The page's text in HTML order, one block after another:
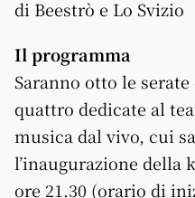
di Beestrò e Lo Svizio
Il programma
Saranno otto le
quattro dedicate al
musica dal vivo, cui
l’inaugurazione della
ore 21.30 (orario di